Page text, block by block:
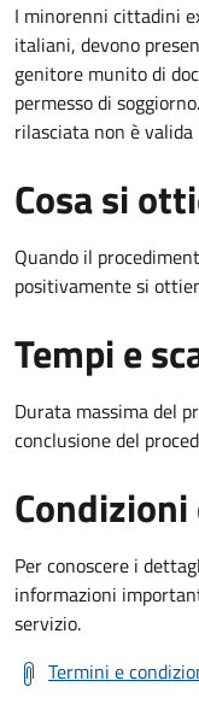
I minorenni cittadini
italiani, devono
genitore munito di
permesso di
rilasciata non è
Cosa si
Quando il
positivamente si
Tempi e
Durata massima del
conclusione del
Per conoscere i
informazioni
servizio.
Termini e